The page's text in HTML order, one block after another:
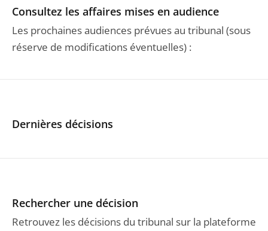
Consultez les affaires mises en audience
Les prochaines audiences prévues au tribunal (sous
réserve de modifications éventuelles) :
Dernières décisions
Rechercher une décision
Retrouvez les décisions du tribunal sur la plateforme